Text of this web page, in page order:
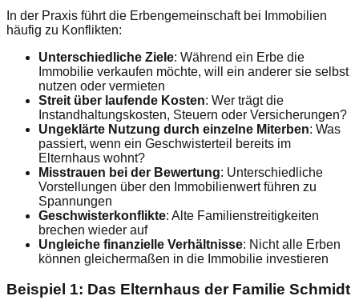
In der Praxis führt die Erbengemeinschaft bei Immobilien
häufig zu Konflikten:
Unterschiedliche Ziele: Während ein Erbe die
Immobilie verkaufen möchte, will ein anderer sie selbst
nutzen oder vermieten
Streit über laufende Kosten: Wer trägt die
Instandhaltungskosten, Steuern oder Versicherungen?
Ungeklärte Nutzung durch einzelne Miterben: Was
passiert, wenn ein Geschwisterteil bereits im
Elternhaus wohnt?
Misstrauen bei der Bewertung: Unterschiedliche
Vorstellungen über den Immobilienwert führen zu
Spannungen
Geschwisterkonflikte: Alte Familienstreitigkeiten
brechen wieder auf
Ungleiche finanzielle Verhältnisse: Nicht alle Erben
können gleichermaßen in die Immobilie investieren
Beispiel 1: Das Elternhaus der Familie Schmidt